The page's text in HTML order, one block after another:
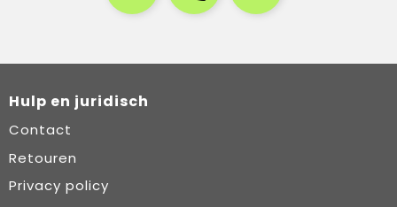
Hulp en juridisch
Contact
Retouren
Privacy policy